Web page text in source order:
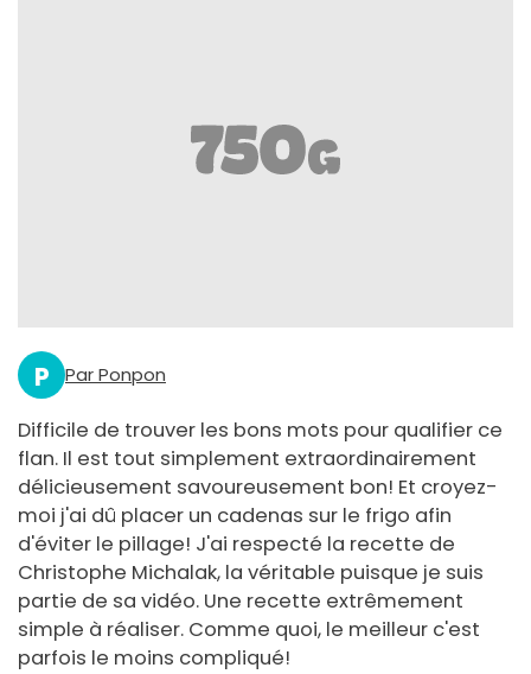
P Par Ponpon
Difficile de trouver les bons mots pour qualifier ce
flan. Il est tout simplement extraordinairement
délicieusement savoureusement bon! Et croyez-
moi j'ai dû placer un cadenas sur le frigo afin
d'éviter le pillage! J'ai respecté la recette de
Christophe Michalak, la véritable puisque je suis
partie de sa vidéo. Une recette extrêmement
simple à réaliser. Comme quoi, le meilleur c'est
parfois le moins compliqué!